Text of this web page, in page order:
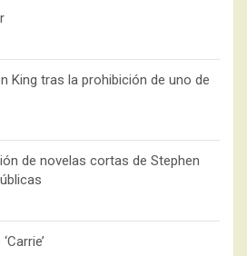
King tras la prohibición de uno de
de novelas cortas de Stephen